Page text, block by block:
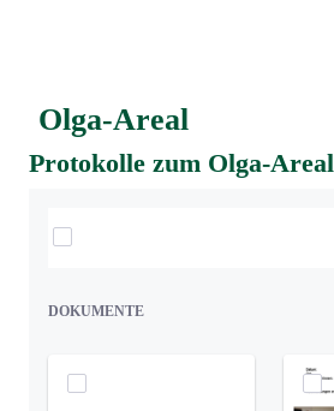
Olga-Areal
Protokolle zum Olga-Areal
DOKUMENTE